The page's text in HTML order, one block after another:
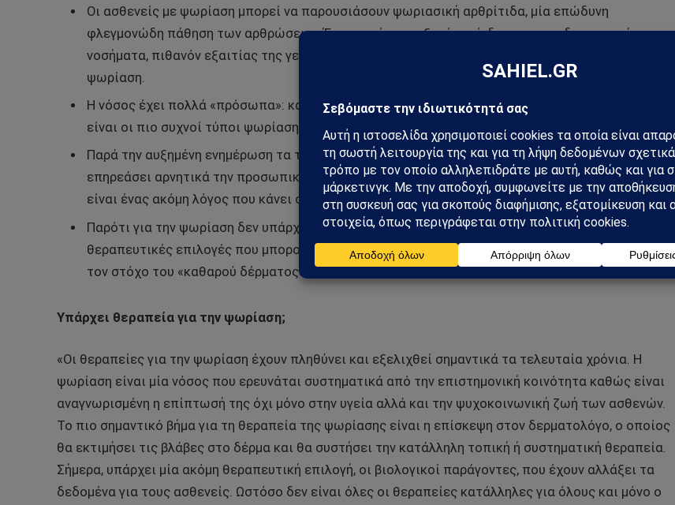
Οι ασθενείς με ψωρίαση μπορεί να παρουσιάσουν ψωριασική αρθρίτιδα, μία επώδυνη
φλεγμονώδη πάθηση των αρθρώσεων. Έχουν επίσης αυξημένο κίνδυνο για καρδιαγγειακά
νοσήματα, πιθανόν εξαιτίας της γενικευμένης φλεγμονής στον οργανισμό που προκαλεί η
ψωρίαση.
Η νόσος έχει πολλά «πρόσωπα»: κατά πλάκας, σταγονοειδής, φλυκταινώδης και ερυθροδερμική
είναι οι πιο συχνοί τύποι ψωρίασης.
Παρά την αυξημένη ενημέρωση τα τελευταία χρόνια, η ψωρίαση παραμένει ταμπού και μπορεί να
επηρεάσει αρνητικά την προσωπική, κοινωνική και επαγγελματική ζωή των ασθενών. Αυτός
είναι ένας ακόμη λόγος που κάνει σημαντική την έγκαιρη διάγνωση από τον δερματολόγο.
Παρότι για την ψωρίαση δεν υπάρχει θεραπεία που να προσφέρει ίαση, υπάρχουν πολλές
θεραπευτικές επιλογές που μπορούν να εξαφανίσουν εντελώς τα συμπτώματα επιτυγχάνοντας
τον στόχο του «καθαρού δέρματος».
Υπάρχει θεραπεία για την ψωρίαση;
«Οι θεραπείες για την ψωρίαση έχουν πληθύνει και εξελιχθεί σημαντικά τα τελευταία χρόνια. Η
ψωρίαση είναι μία νόσος που ερευνάται συστηματικά από την επιστημονική κοινότητα καθώς είναι
αναγνωρισμένη η επίπτωσή της όχι μόνο στην υγεία αλλά και την ψυχοκοινωνική ζωή των ασθενών.
Το πιο σημαντικό βήμα για τη θεραπεία της ψωρίασης είναι η επίσκεψη στον δερματολόγο, ο οποίος
θα εκτιμήσει τις βλάβες στο δέρμα και θα συστήσει την κατάλληλη τοπική ή συστηματική θεραπεία.
Σήμερα, υπάρχει μία ακόμη θεραπευτική επιλογή, οι βιολογικοί παράγοντες, που έχουν αλλάξει τα
δεδομένα για τους ασθενείς. Ωστόσο δεν είναι όλες οι θεραπείες κατάλληλες για όλους και μόνο ο